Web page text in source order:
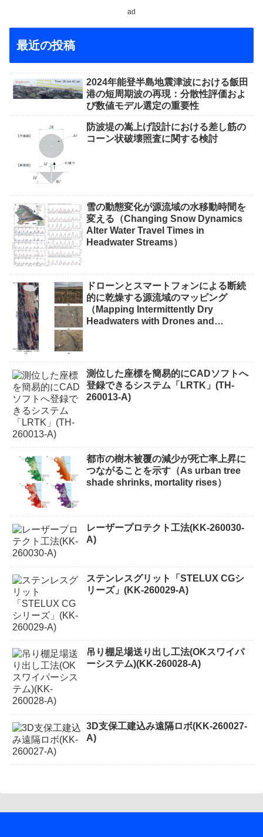
ad
最近の投稿
2024年能登半島地震津波における飯田
港の短周期波の再現：分散性評価およ
び数値モデル選定の重要性
防波堤の嵩上げ設計における差し筋の
コーン状破壊照査に関する検討
雪の動態変化が源流域の水移動時間を
変える（Changing Snow Dynamics
Alter Water Travel Times in
Headwater Streams）
ドローンとスマートフォンによる断続
的に乾燥する源流域のマッピング
（Mapping Intermittently Dry
Headwaters with Drones and
測位した座標を簡易的にCADソフトへ
登録できるシステム「LRTK」(TH-
260013-A)
都市の樹木被覆の減少が死亡率上昇に
つながることを示す（As urban tree
shade shrinks, mortality rises）
レーザープロテクト⼯法(KK-260030-
A)
ステンレスグリット「STELUX CGシ
リーズ」(KK-260029-A)
吊り棚足場送り出し工法(OKスワイパ
ーシステム)(KK-260028-A)
3D支保工建込み遠隔ロボ(KK-260027-
A)